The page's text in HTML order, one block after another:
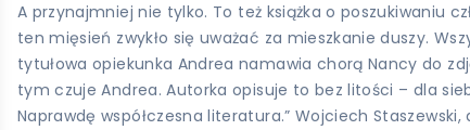
A przynajmniej nie tylko. To też książka o poszukiwaniu
ten mięsień zwykło się uważać za mieszkanie duszy.
tytułowa opiekunka Andrea namawia chorą Nancy do
tym czuje Andrea. Autorka opisuje to bez litości – dla
Naprawdę współczesna literatura.” Wojciech Staszewski,